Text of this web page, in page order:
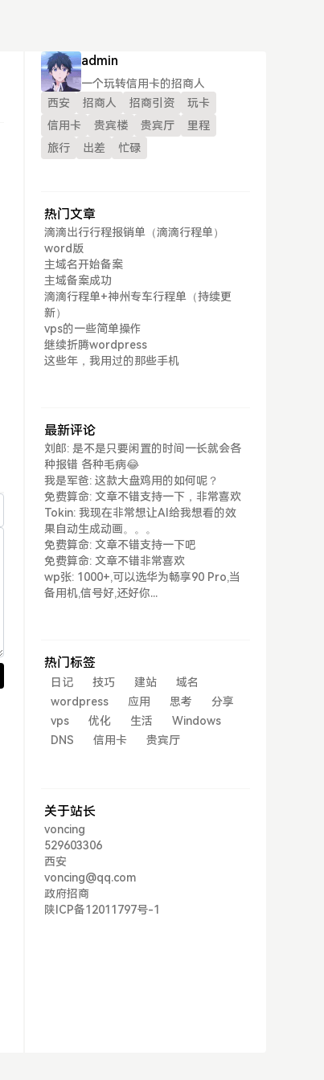
admin
一个玩转信用卡的招商人
西安
招商人 招商引资
玩卡
信用卡
贵宾楼 贵宾厅
里程
旅行
出差 忙碌
热门文章
滴滴出行行程报销单（滴滴行程单）
word版
主域名开始备案
主域备案成功
滴滴行程单+神州专车行程单（持续更
新）
vps的一些简单操作
继续折腾wordpress
这些年，我用过的那些手机
最新评论
刘郎: 是不是只要闲置的时间一长就会各
种报错 各种毛病😂
我是军爸: 这款大盘鸡用的如何呢？
免费算命: 文章不错支持一下，非常喜欢
Tokin: 我现在非常想让AI给我想看的效
果自动生成动画。。。
免费算命: 文章不错支持一下吧
免费算命: 文章不错非常喜欢
wp张: 1000+,可以选华为畅享90 Pro,当
备用机,信号好,还好你...
热门标签
日记 技巧 建站
域名
wordpress
应用 思考
分享
vps
优化 生活
Windows
DNS
信用卡 贵宾厅
关于站长
voncing
529603306
西安
voncing@qq.com
政府招商
陕ICP备12011797号-1